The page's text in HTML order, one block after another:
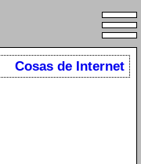
Cosas de Internet